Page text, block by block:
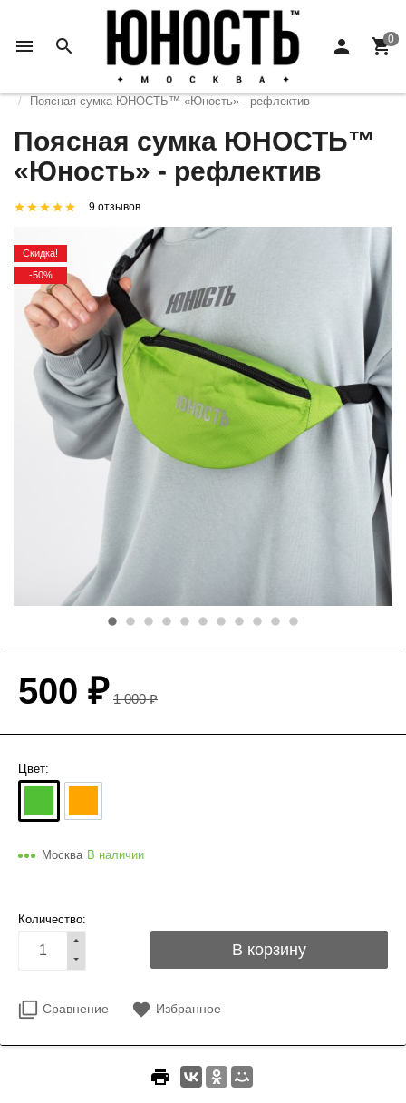
Коллекции
ЮНОСТЬ™ «Нечего терять»
Поясная сумка ЮНОСТЬ™ «Юность» - рефлектив
Поясная сумка ЮНОСТЬ™
«Юность» - рефлектив
9 отзывов
Скидка!
-50%
500 ₽ 1 000 ₽
Цвет:
Москва В наличии
Количество:
Сравнение Избранное